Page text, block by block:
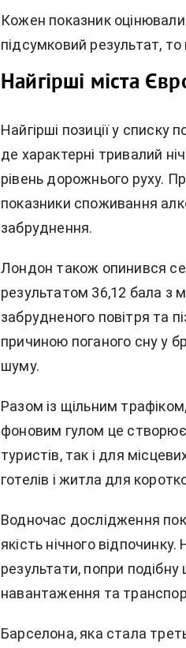
Кожен показник
підсумковий результат,
Найгірші міста
Найгірші позиції у
де характерні тривалий
рівень дорожнього руху.
показники споживання
забруднення.
Лондон також опинився
результатом 36,12 бала з
забрудненого повітря та
причиною поганого сну у
шуму.
Разом із щільним
фоновим гулом це
туристів, так і для
готелів і житла для
Водночас дослідження
якість нічного
результати, попри
навантаження та
Барселона, яка стала